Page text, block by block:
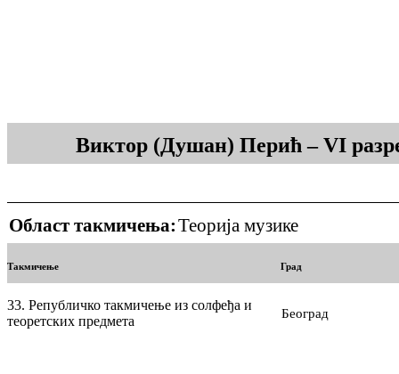
Виктор (Душан) Перић – VI
Област такмичења:Теорија музике
Такмичење Град
33. Републичко такмичење из солфеђа и
теоретских предмета
Београд